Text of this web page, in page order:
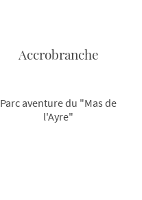
Accrobranche
Parc aventure du "Mas de
l'Ayre"